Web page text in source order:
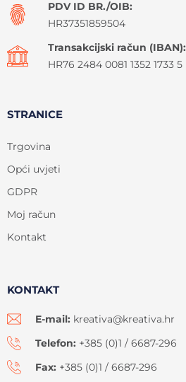
PDV ID BR./OIB:
HR37351859504
Transakcijski račun (IBAN):
HR76 2484 0081 1352 1733 5
STRANICE
Trgovina
Opći uvjeti
GDPR
Moj račun
Kontakt
KONTAKT
E-mail: kreativa@kreativa.hr
Telefon: +385 (0)1 / 6687-296
Fax: +385 (0)1 / 6687-296